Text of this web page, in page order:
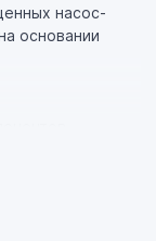
насос-
основании